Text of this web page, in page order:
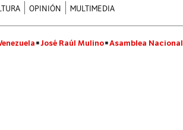
OPINIÓN MULTIMEDIA
José Raúl Mulino Asamblea Nacional